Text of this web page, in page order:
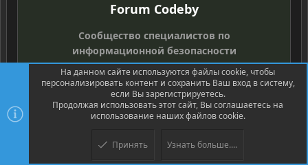
Forum Codeby
Сообщество специалистов по
информационной безопасности
К обсуждениям→
На данном сайте используются файлы cookie, чтобы
персонализировать контент и сохранить Ваш вход в систему,
если Вы зарегистрируетесь.
Продолжая использовать этот сайт, Вы соглашаетесь на
использование наших файлов cookie.
Принять Узнать больше....